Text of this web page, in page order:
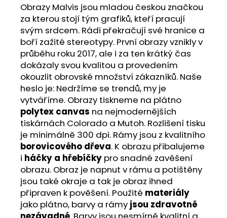
Obrazy Malvis jsou mladou českou značkou
za kterou stojí tým grafiků, kteří pracují
svým srdcem. Rádi překračují své hranice a
boří zažité stereotypy. První obrazy vznikly v
průběhu roku 2017, ale i za ten krátký čas
dokázaly svou kvalitou a provedením
okouzlit obrovské množství zákazníků. Naše
heslo je: Nedržíme se trendů, my je
vytváříme. Obrazy tiskneme na plátno
polytex canvas na nejmodernějších
tiskárnách Colorado a Mutoh. Rozlišení tisku
je minimálně 300 dpi. Rámy jsou z kvalitního
borovicového dřeva. K obrazu přibalujeme
i háčky a hřebíčky pro snadné zavěšení
obrazu. Obraz je napnut v rámu a potištěny
jsou také okraje a tak je obraz ihned
připraven k pověšení. Použité materiály
jako plátno, barvy a rámy jsou zdravotně